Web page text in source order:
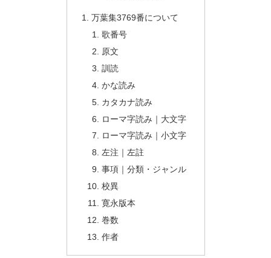
万葉集3769番について
歌番号
原文
訓読
かな読み
カタカナ読み
ローマ字読み｜大文字
ローマ字読み｜小文字
左注｜左註
事項｜分類・ジャンル
校異
寛永版本
巻数
作者